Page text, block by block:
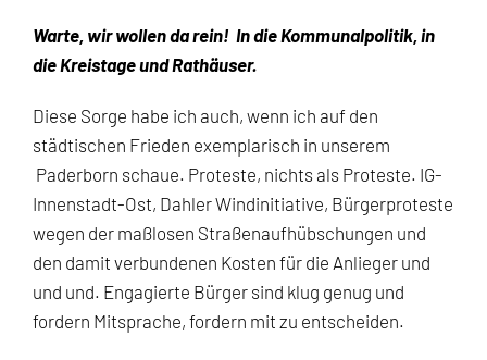
Warte, wir wollen da rein! In die Kommunalpolitik, in
die Kreistage und Rathäuser.
Diese Sorge habe ich auch, wenn ich auf den
städtischen Frieden exemplarisch in unserem
Paderborn schaue. Proteste, nichts als Proteste. IG-
Innenstadt-Ost, Dahler Windinitiative, Bürgerproteste
wegen der maßlosen Straßenaufhübschungen und
den damit verbundenen Kosten für die Anlieger und
und und. Engagierte Bürger sind klug genug und
fordern Mitsprache, fordern mit zu entscheiden.